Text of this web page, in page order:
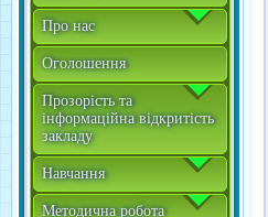
Про нас
Оголошення
Прозорість та
інформаційна відкритість
закладу
Навчання
Методична робота